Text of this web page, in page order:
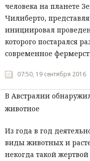
человека на планете
Чилиберто,
инициировал
которого постарался
современное
07:50, 19 сентября 2016
В Австралии
животное
Из года в год
виды животных и
некогда такой